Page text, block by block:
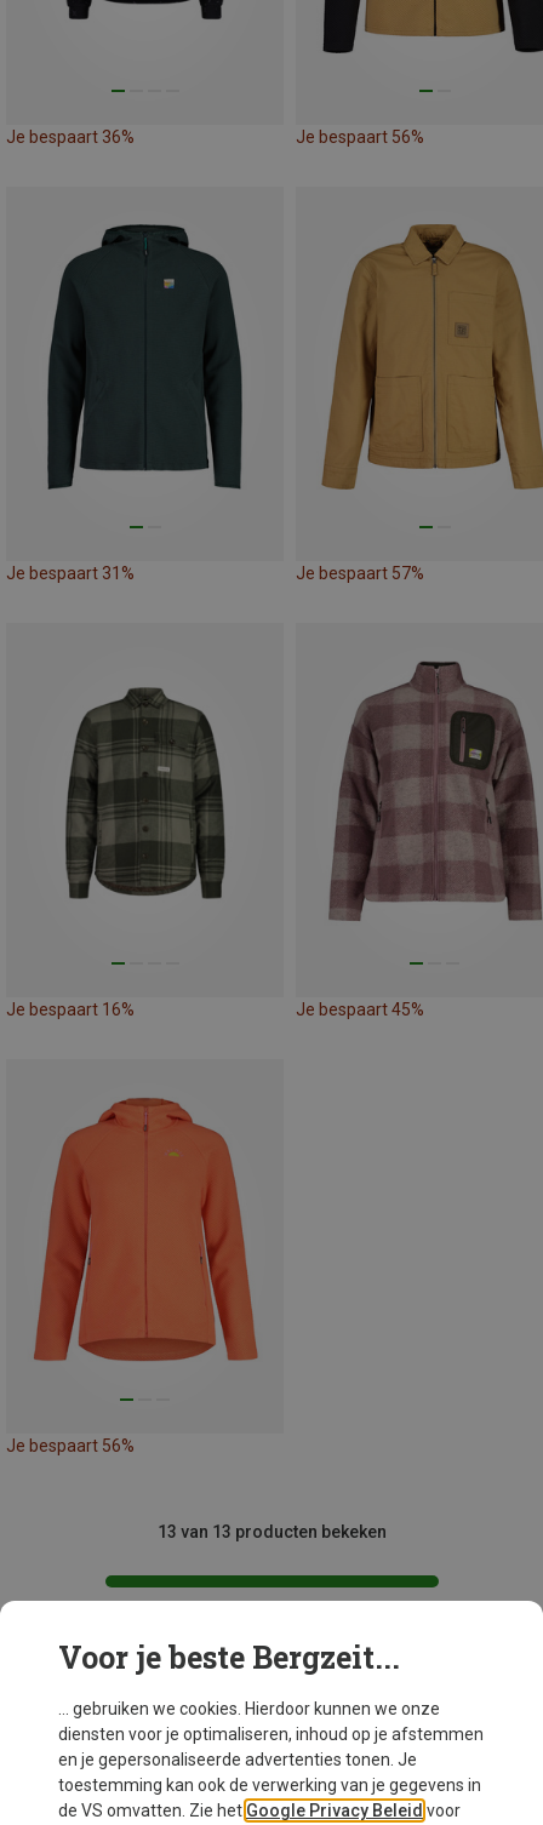
Je bespaart 36% Je bespaart 56%
Je bespaart 31% Je bespaart 57%
Je bespaart 16% Je bespaart 45%
Je bespaart 56%
13 van 13 producten bekeken
Mogelijk interessant voor je
Voor je beste Bergzeit...
... gebruiken we cookies. Hierdoor kunnen we onze
diensten voor je optimaliseren, inhoud op je afstemmen
en je gepersonaliseerde advertenties tonen. Je
toestemming kan ook de verwerking van je gegevens in
de VS omvatten. Zie het Google Privacy Beleid voor